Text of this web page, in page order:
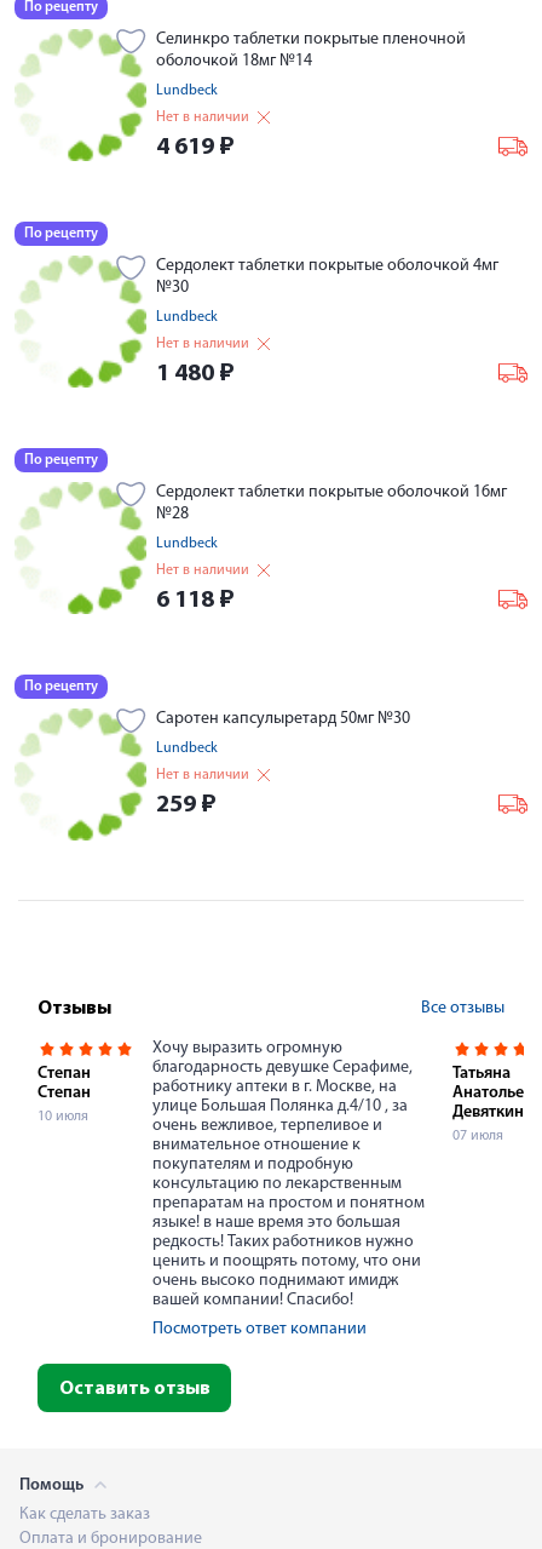
По рецепту
Селинкро таблетки покрытые пленочной
оболочкой 18мг №14
Lundbeck
Нет в наличии
4 619 ₽
По рецепту
Сердолект таблетки покрытые оболочкой 4мг
№30
Lundbeck
Нет в наличии
1 480 ₽
По рецепту
Сердолект таблетки покрытые оболочкой 16мг
№28
Lundbeck
Нет в наличии
6 118 ₽
По рецепту
Саротен капсулыретард 50мг №30
Lundbeck
Нет в наличии
259 ₽
Отзывы Все отзывы
Степан
Степан
10 июля
Хочу выразить огромную
благодарность девушке Серафиме,
работнику аптеки в г. Москве, на
улице Большая Полянка д.4/10 , за
очень вежливое, терпеливое и
внимательное отношение к
покупателям и подробную
консультацию по лекарственным
препаратам на простом и понятном
языке! в наше время это большая
редкость! Таких работников нужно
ценить и поощрять потому, что они
очень высоко поднимают имидж
вашей компании! Спасибо!
Посмотреть ответ компании
Татьяна
Девяткина
07 июля
Оставить отзыв
Помощь
Как сделать заказ
Оплата и бронирование